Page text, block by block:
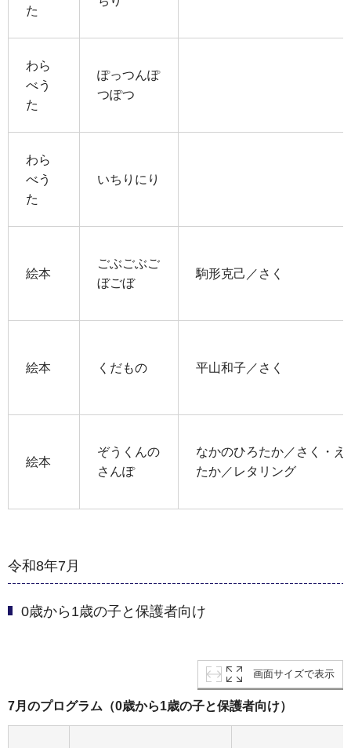
た
わら
べう
た
ぽっつんぽ
つぽつ
わら
べう
た
いちりにり
絵本
ごぶごぶご
ぼごぼ
駒形克己／さく
絵本 くだもの 平山和子／さく
絵本
ぞうくんの
さんぽ
なかのひろたか／さく・え
たか／レタリング
令和8年7月
0歳から1歳の子と保護者向け
画面サイズで表示
7月のプログラム（0歳から1歳の子と保護者向け）